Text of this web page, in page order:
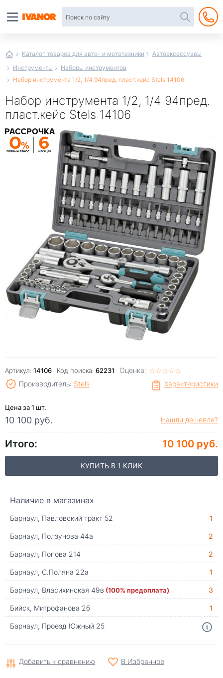
Каталог товаров для авто- и мототехники
Автоаксессуары
Инструменты
Наборы инструментов
Набор инструмента 1/2, 1/4 94пред. пласт.кейс Stels 14106
Набор инструмента 1/2, 1/4 94пред.
пласт.кейс Stels 14106
Артикул: 14106 Код поиска: 62231 Оценка: ☆☆☆☆☆
★★★★★
Характеристики
Производитель: Stels
Цена за 1 шт.
10 100 руб. Нашли дешевле?
Итого: 10 100 руб.
КУПИТЬ В 1 КЛИК
Наличие в магазинах
Барнаул, Павловский тракт 52
1
Барнаул, Ползунова 44а
2
Барнаул, Попова 214
2
Барнаул, С.Поляна 22а
1
Барнаул, Власихинская 49в (100% предоплата)
3
Бийск, Митрофанова 2б
1
Барнаул, Проезд Южный 25
Добавить к сравнению В Избранное
интернет-